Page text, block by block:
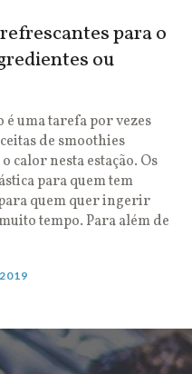
para o
ou
uma tarefa por vezes
de smoothies
calor nesta estação. Os
para quem tem
quem quer ingerir
tempo. Para além de